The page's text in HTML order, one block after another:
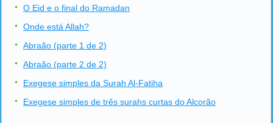
O Eid e o final do Ramadan
Onde está Allah?
Abraão (parte 1 de 2)
Abraão (parte 2 de 2)
Exegese simples da Surah Al-Fatiha
Exegese simples de três surahs curtas do Alcorão